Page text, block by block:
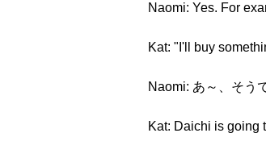
Naomi: Yes. For
Kat: "I'll buy
Naomi: あ～、そう
Kat: Daichi is going